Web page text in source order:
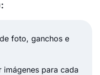
foto, ganchos e
imágenes para cada